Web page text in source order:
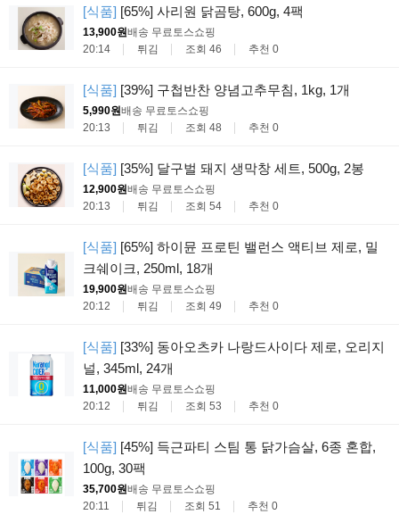
[식품] [65%] 사리원 닭곰탕, 600g, 4팩
13,900원배송 무료 토스쇼핑
20:14
튀김 조회 46 추천 0
[식품] [39%] 구첩반찬 양념고추무침, 1kg, 1개
5,990원배송 무료 토스쇼핑
20:13
튀김 조회 48 추천 0
[식품] [35%] 달구벌 돼지 생막창 세트, 500g, 2봉
12,900원배송 무료 토스쇼핑
20:13
튀김 조회 54 추천 0
[식품] [65%] 하이뮨 프로틴 밸런스 액티브 제로, 밀
크쉐이크, 250ml, 18개
19,900원배송 무료 토스쇼핑
20:12
튀김 조회 49 추천 0
[식품] [33%] 동아오츠카 나랑드사이다 제로, 오리지
널, 345ml, 24개
11,000원배송 무료 토스쇼핑
20:12
튀김 조회 53 추천 0
[식품] [45%] 득근파티 스팀 통 닭가슴살, 6종 혼합,
100g, 30팩
35,700원배송 무료 토스쇼핑
20:11
튀김 조회 51 추천 0